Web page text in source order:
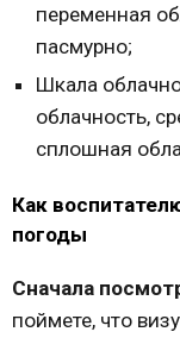
переменная
пасмурно;
Шкала
облачность,
сплошная
Как
погоды
Сначала
поймете, что